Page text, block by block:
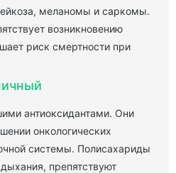
меланомы и саркомы.
возникновению
риск смертности при
антиоксидантами. Они
онкологических
системы. Полисахариды
препятствуют